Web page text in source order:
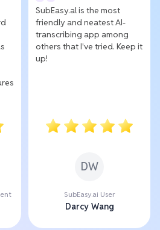
SubEasy.al is the most
friendly and neatest AI-
transcribing app among
others that I've tried. Keep it
up!
DW
SubEasy.ai User
Darcy Wang